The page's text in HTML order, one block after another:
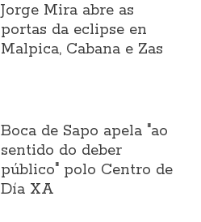
Jorge Mira abre as
portas da eclipse en
Malpica, Cabana e Zas
Boca de Sapo apela "ao
sentido do deber
público" polo Centro de
Día XA